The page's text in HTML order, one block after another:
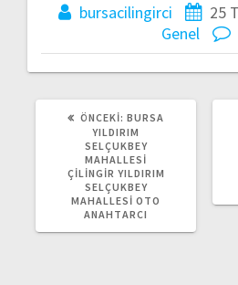
bursacilingirci
25
Genel
l
a
m
ÖNCEKI: Ö
N
C
E
K
I
Y
A
BURSA
YILDIRIM
SELÇUKBEY
MAHALLESI
ÇILINGIR YILDIRIM
SELÇUKBEY
MAHALLESI OTO
ANAHTARCI